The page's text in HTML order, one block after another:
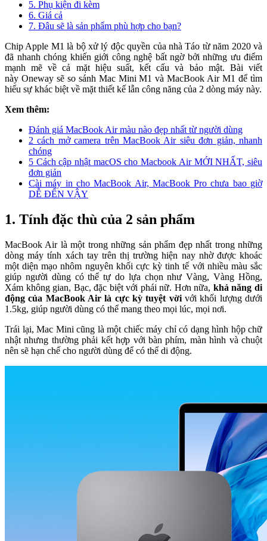
5. Phụ kiện đi kèm
6. Giá cả
7. Đâu sẽ là sản phẩm phù hợp cho bạn?
Chip Apple M1 là bộ xử lý độc quyền của nhà Táo từ năm 2020 và
đã nhanh chóng khiến giới công nghệ bất ngờ bởi những ưu điểm
mạnh mẽ về cả mặt hiệu suất, kết cấu và bảo mật. Bài viết
này Oneway sẽ so sánh Mac Mini M1 và MacBook Air M1 để tìm
hiểu sự khác biệt về mặt thiết kế lẫn công năng của 2 dòng máy này.
Xem thêm:
Đánh giá MacBook Air màu nào đẹp nhất từ người dùng
2 cách mở camera trên MacBook Air siêu đơn giản, nhanh
chóng
5 Cách cập nhật macOS cho Macbook Air MỚI NHẤT, siêu
đơn giản
Cài máy in cho MacBook Air, MacBook Pro chưa bao giờ
DỄ ĐẾN VẬY
1. Tính đặc thù của 2 sản phẩm
MacBook Air là một trong những sản phẩm đẹp nhất trong những
dòng máy tính xách tay trên thị trường hiện nay nhờ được khoác
một diện mạo nhôm nguyên khối cực kỳ tinh tế với nhiều màu sắc
giúp người dùng có thể tự do lựa chọn như Vàng, Vàng Hồng,
Xám không gian, Bạc, đặc biệt với phái nữ. Hơn nữa, khả năng di
động của MacBook Air là cực kỳ tuyệt vời với khối lượng dưới
1.5kg, giúp người dùng có thể mang theo mọi lúc, mọi nơi.
Trái lại, Mac Mini cũng là một chiếc máy chỉ có dạng hình hộp chữ
nhật nhưng thường phải kết hợp với bàn phím, màn hình và chuột
nên sẽ hạn chế cho người dùng để có thể di động.